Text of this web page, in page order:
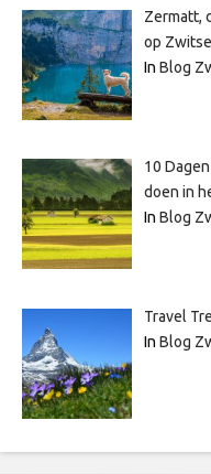
Zermatt,
op
In Blog
10
doen in
In Blog
Travel
In Blog